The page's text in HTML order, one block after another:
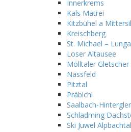
Innerkrems
Kals Matrei
Kitzbühel a
Kreischberg
St. Michael –
Loser Altausee
Mölltaler Gletscher
Nassfeld
Pitztal
Präbichl
Saalbach-
Schladming
Ski Juwel Alpbachtal